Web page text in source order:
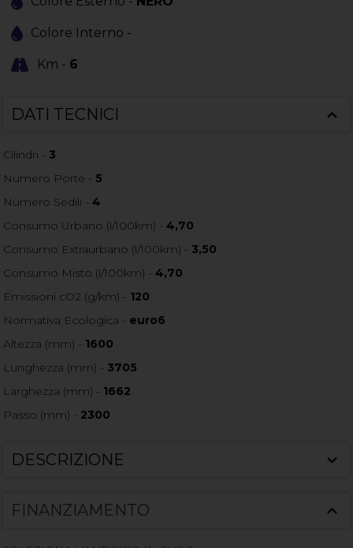
Colore Interno -
Km - 6
DATI TECNICI
Cilindri - 3
Numero Porte - 5
Numero Sedili -4
Consumo Urbano (l/100km) -4,70
Consumo Extraurbano (l/100km) - 3,50
Consumo Misto (l/100km) -4,70
Emissioni cO2 (g/km) - 120
Normativa Ecologica - euro6
Altezza (mm) - 1600
Lunghezza (mm) - 3705
Larghezza (mm) - 1662
Passo (mm) - 2300
DESCRIZIONE
FINANZIAMENTO